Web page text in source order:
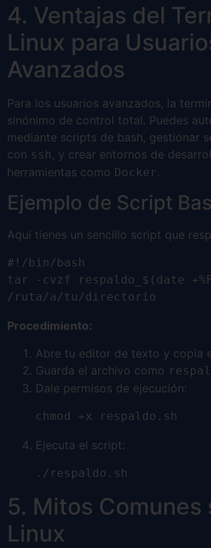
4. Ventajas del
Linux para
Avanzados
Para los usuarios avanzados, la
sinónimo de control total. Puedes
mediante scripts de bash, gestionar
con ssh
, y crear entornos de
herramientas como Docker .
Ejemplo de Script
Aquí tienes un sencillo script que
#!/bin/bash
tar -cvzf respaldo_$(date
/ruta/a/tu/directorio
Procedimiento:
Abre tu editor de texto y copia
Guarda el archivo como
Dale permisos de ejecución:
chmod +x respaldo.sh
Ejecuta el script:
./respaldo.sh
5. Mitos Comunes
Linux